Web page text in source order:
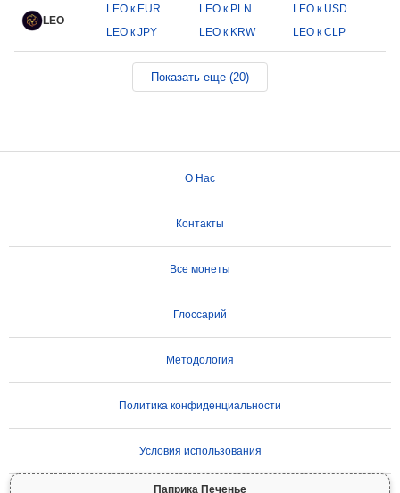
Паприка Печенье
LEO
LEO к EUR LEO к PLN
LEO к USD
LEO к JPY
LEO к KRW LEO к CLP
Показать еще (20)
О Нас
Контакты
Все монеты
Глоссарий
Методология
Политика конфиденциальности
Условия использования